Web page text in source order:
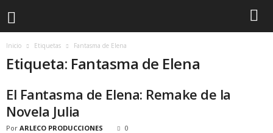
Inicio Etiquetas Fantasma de Elena
Etiqueta: Fantasma de Elena
El Fantasma de Elena: Remake de la
Novela Julia
Por ARLECO PRODUCCIONES 0